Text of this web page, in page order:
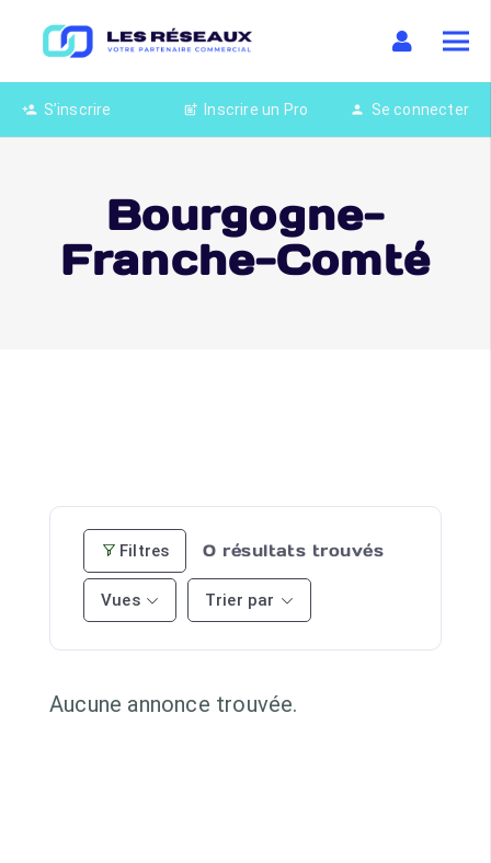
person_add S’inscrire post_add Inscrire un Pro person Se connecter
Bourgogne-
Franche-Comté
Filtres 0 résultats trouvés
Vues Trier par
Aucune annonce trouvée.